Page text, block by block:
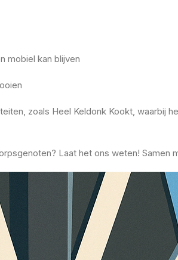
mobiel kan blijven
zoals Heel Keldonk Kookt, waarbij
Laat het ons weten! Samen